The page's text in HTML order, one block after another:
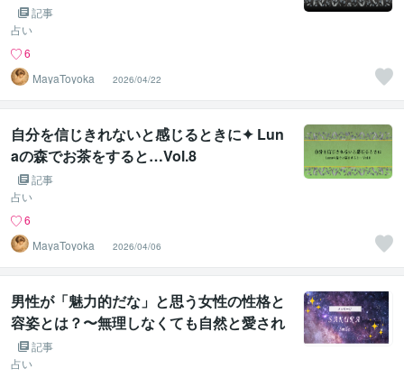
記事
占い
6
MayaToyoka
2026/04/22
自分を信じきれないと感じるときに✦ Lun
aの森でお茶をすると…Vol.8
記事
占い
6
MayaToyoka
2026/04/06
男性が「魅力的だな」と思う女性の性格と
容姿とは？〜無理しなくても自然と愛され
る女性の共通点〜
記事
占い